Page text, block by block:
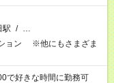
駅 / …
ション ※他にもさまざま
で好きな時間に勤務可